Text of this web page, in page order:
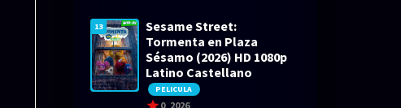
13
Sesame Street:
Tormenta en Plaza
Sésamo (2026) HD 1080p
Latino Castellano
PELICULA
0 2026